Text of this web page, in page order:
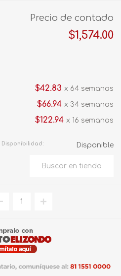
Precio de contado
$1,574.00
$42.83 x 64 semanas
$66.94 x 34 semanas
$122.94 x 16 semanas
Disponibilidad: Disponible